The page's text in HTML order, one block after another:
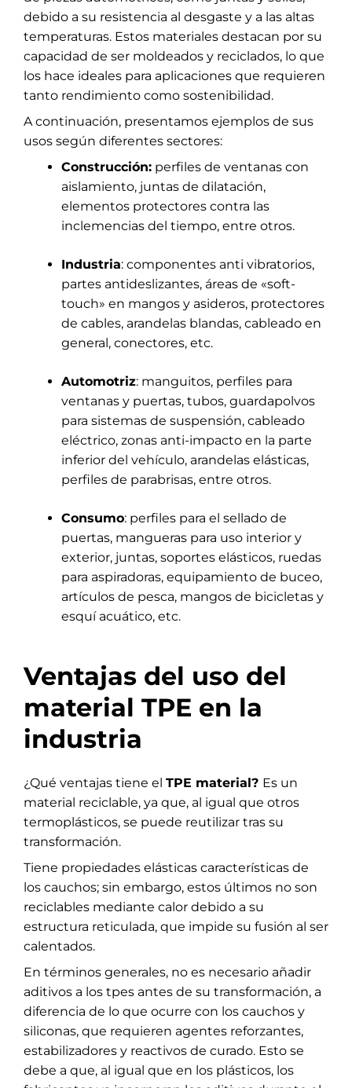
debido a su resistencia al desgaste y a las altas
temperaturas. Estos materiales destacan por su
capacidad de ser moldeados y reciclados, lo que
los hace ideales para aplicaciones que requieren
tanto rendimiento como sostenibilidad.
A continuación, presentamos ejemplos de sus
usos según diferentes sectores:
Construcción: perfiles de ventanas con
aislamiento, juntas de dilatación,
elementos protectores contra las
inclemencias del tiempo, entre otros.
Industria: componentes anti vibratorios,
partes antideslizantes, áreas de «soft-
touch» en mangos y asideros, protectores
de cables, arandelas blandas, cableado en
general, conectores, etc.
Automotriz: manguitos, perfiles para
ventanas y puertas, tubos, guardapolvos
para sistemas de suspensión, cableado
eléctrico, zonas anti-impacto en la parte
inferior del vehículo, arandelas elásticas,
perfiles de parabrisas, entre otros.
Consumo: perfiles para el sellado de
puertas, mangueras para uso interior y
exterior, juntas, soportes elásticos, ruedas
para aspiradoras, equipamiento de buceo,
artículos de pesca, mangos de bicicletas y
esquí acuático, etc.
Ventajas del uso del
material TPE en la
industria
¿Qué ventajas tiene el TPE material? Es un
material reciclable, ya que, al igual que otros
termoplásticos, se puede reutilizar tras su
transformación.
Tiene propiedades elásticas características de
los cauchos; sin embargo, estos últimos no son
reciclables mediante calor debido a su
estructura reticulada, que impide su fusión al ser
calentados.
En términos generales, no es necesario añadir
aditivos a los tpes antes de su transformación, a
diferencia de lo que ocurre con los cauchos y
siliconas, que requieren agentes reforzantes,
estabilizadores y reactivos de curado. Esto se
debe a que, al igual que en los plásticos, los